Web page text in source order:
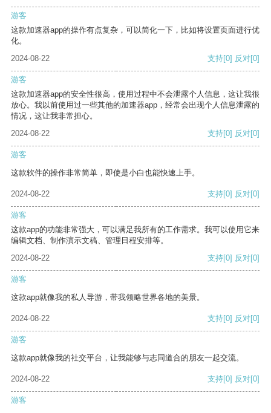
游客
这款加速器app的操作有点复杂，可以简化一下，比如将设置页面进行优
化。
2024-08-22
支持[0] 反对[0]
游客
这款加速器app的安全性很高，使用过程中不会泄露个人信息，这让我很
放心。我以前使用过一些其他的加速器app，经常会出现个人信息泄露的
情况，这让我非常担心。
2024-08-22
支持[0] 反对[0]
游客
这款软件的操作非常简单，即使是小白也能快速上手。
2024-08-22 支持[0] 反对[0]
游客
这款app的功能非常强大，可以满足我所有的工作需求。我可以使用它来
编辑文档、制作演示文稿、管理日程安排等。
2024-08-22
支持[0] 反对[0]
游客
这款app就像我的私人导游，带我领略世界各地的美景。
2024-08-22 支持[0] 反对[0]
游客
这款app就像我的社交平台，让我能够与志同道合的朋友一起交流。
2024-08-22 支持[0] 反对[0]
游客